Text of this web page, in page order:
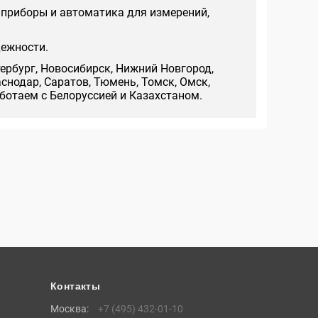
и автоматика для измерений,
Новосибирск, Нижний Новгород,
Саратов, Тюмень, Томск, Омск,
с Белоруссией и Казахстаном.
Контакты
Москва:
+7 (495) 432-01-10